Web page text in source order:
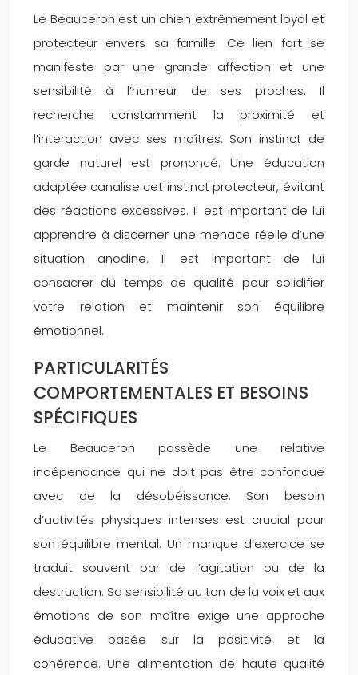
Le Beauceron est un chien extrêmement loyal et
protecteur envers sa famille. Ce lien fort se
manifeste par une grande affection et une
sensibilité à l’humeur de ses proches. Il
recherche constamment la proximité et
l’interaction avec ses maîtres. Son instinct de
garde naturel est prononcé. Une éducation
adaptée canalise cet instinct protecteur, évitant
des réactions excessives. Il est important de lui
apprendre à discerner une menace réelle d’une
situation anodine. Il est important de lui
consacrer du temps de qualité pour solidifier
votre relation et maintenir son équilibre
émotionnel.
PARTICULARITÉS
COMPORTEMENTALES ET BESOINS
SPÉCIFIQUES
Le Beauceron possède une relative
indépendance qui ne doit pas être confondue
avec de la désobéissance. Son besoin
d’activités physiques intenses est crucial pour
son équilibre mental. Un manque d’exercice se
traduit souvent par de l’agitation ou de la
destruction. Sa sensibilité au ton de la voix et aux
émotions de son maître exige une approche
éducative basée sur la positivité et la
cohérence. Une alimentation de haute qualité